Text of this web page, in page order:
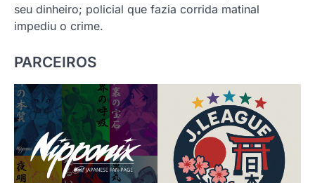
seu dinheiro; policial que fazia corrida matinal
impediu o crime.
PARCEIROS